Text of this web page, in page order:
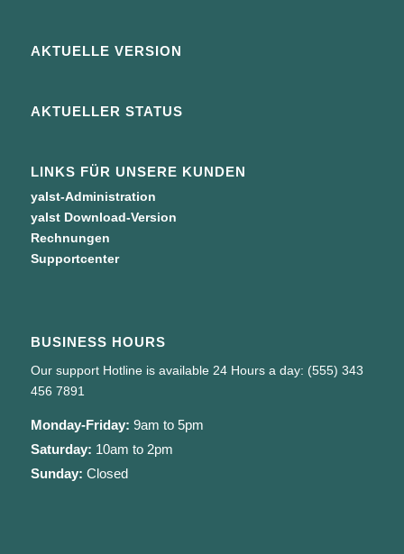
AKTUELLE VERSION
AKTUELLER STATUS
LINKS FÜR UNSERE KUNDEN
yalst-Administration
yalst Download-Version
Rechnungen
Supportcenter
BUSINESS HOURS
Our support Hotline is available 24 Hours a day: (555) 343
456 7891
Monday-Friday: 9am to 5pm
Saturday: 10am to 2pm
Sunday: Closed